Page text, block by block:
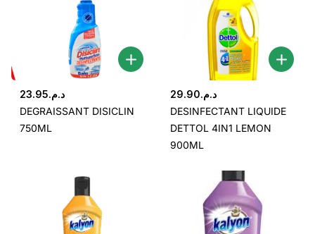
د.م.23.95
DEGRAISSANT DISICLIN
750ML
د.م.29.90
DESINFECTANT LIQUIDE
DETTOL 4IN1 LEMON
900ML